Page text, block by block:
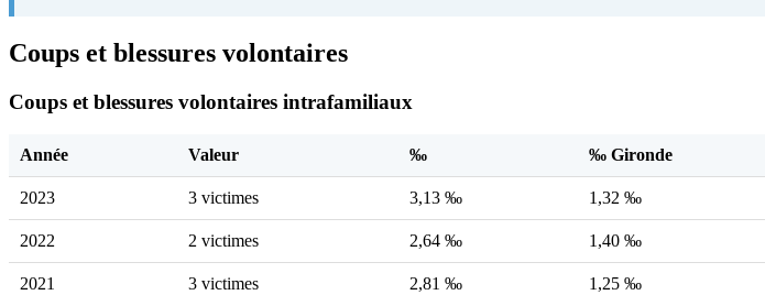
Coups et blessures volontaires
Coups et blessures volontaires intrafamiliaux
Année Valeur ‰ ‰ Gironde
2023 3 victimes 3,13 ‰ 1,32 ‰
2022 2 victimes 2,64 ‰ 1,40 ‰
2021 3 victimes 2,81 ‰ 1,25 ‰